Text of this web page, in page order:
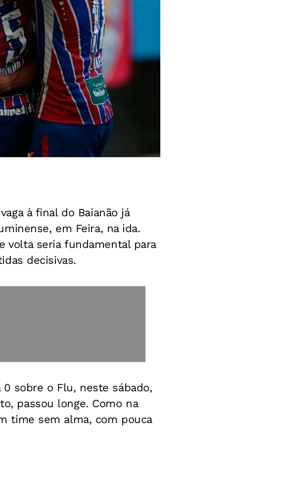
à final do Baianão já
em Feira, na ida.
volta seria fundamental para
decisivas.
sobre o Flu, neste sábado,
passou longe. Como na
time sem alma, com pouca